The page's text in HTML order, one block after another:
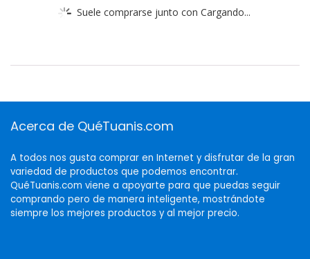
Suele comprarse junto con Cargando...
Acerca de QuéTuanis.com
A todos nos gusta comprar en Internet y disfrutar de la gran
variedad de productos que podemos encontrar.
QuéTuanis.com viene a apoyarte para que puedas seguir
comprando pero de manera inteligente, mostrándote
siempre los mejores productos y al mejor precio.